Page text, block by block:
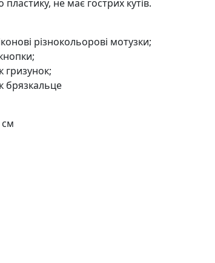
пластику, не має гострих кутів.
різнокольорові мотузки;
гризунок;
брязкальце
см